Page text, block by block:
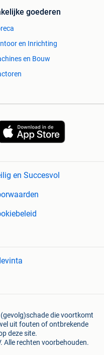
goederen
en Inrichting
en Bouw
en Succesvol
die voortkomt
uit fouten of ontbrekende
deze site.
rechten voorbehouden.